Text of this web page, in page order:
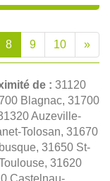
8 9 10 »
de : 31120
Blagnac, 31700
Auzeville-
Tolosan, 31670
31650 St-
31620
Castelnau-